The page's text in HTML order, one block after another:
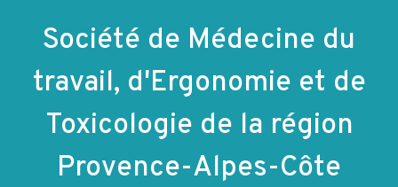
Société de Médecine du
travail, d'Ergonomie et de
Toxicologie de la région
Provence-Alpes-Côte